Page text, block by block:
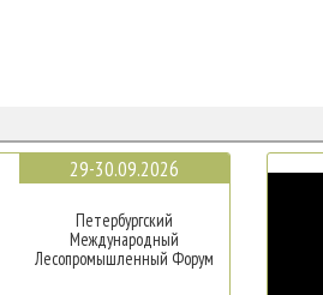
29-30.09.2026
Петербургский
Международный
Лесопромышленный Форум